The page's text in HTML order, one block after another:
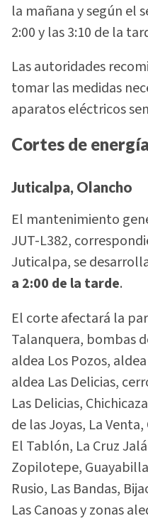
la mañana y según el
2:00 y las 3:10 de la
Las autoridades
tomar las medidas
aparatos eléctricos
Cortes de
Juticalpa, Olancho
El mantenimiento
JUT-L382,
Juticalpa, se
a 2:00 de la tarde.
El corte afectará la
Talanquera, bombas
aldea Los Pozos,
aldea Las Delicias,
Las Delicias,
de las Joyas, La
El Tablón, La Cruz
Zopilotepe,
Rusio, Las Bandas,
Las Canoas y zonas